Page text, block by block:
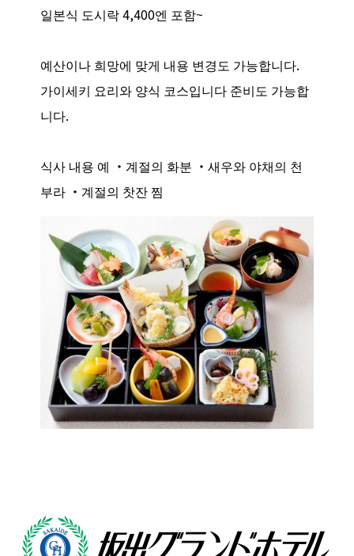
일본식 도시락 4,400엔 포함~
예산이나 희망에 맞게 내용 변경도 가능합니다.
가이세키 요리와 양식 코스입니다 준비도 가능합
니다.
식사 내용 예 ・계절의 화분 ・새우와 야채의 천
부라 ・계절의 찻잔 찜